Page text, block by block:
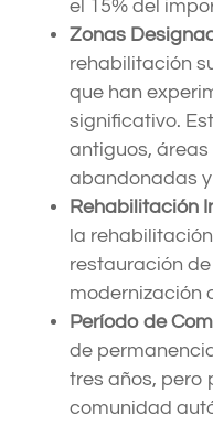
el 15% del
Zonas
rehabilitación
que han
significativo.
antiguos,
abandonadas
Rehabilitación
la
restauración
modernización
Período de
de
tres años, pero
comunidad